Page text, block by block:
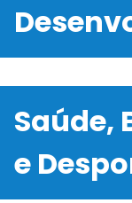
Saúde,
e